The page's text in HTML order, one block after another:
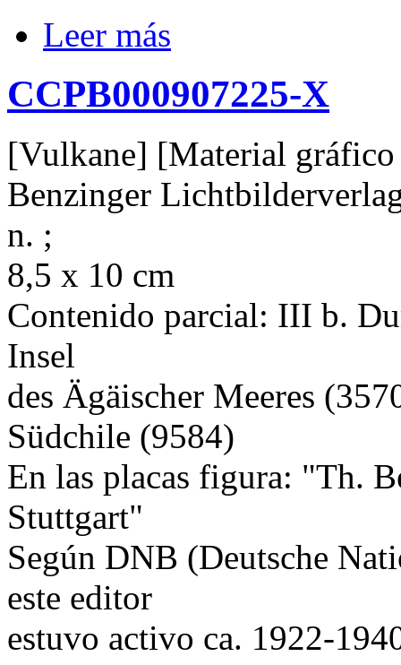
Leer más
CCPB000907225-X
[Vulkane] [Material
Benzinger
n. ;
8,5 x 10 cm
Contenido parcial: III b.
Insel
des Ägäischer Meeres
Südchile (9584)
En las placas figura: "Th.
Stuttgart"
Según DNB (Deutsche
este editor
estuvo activo ca. 1922-